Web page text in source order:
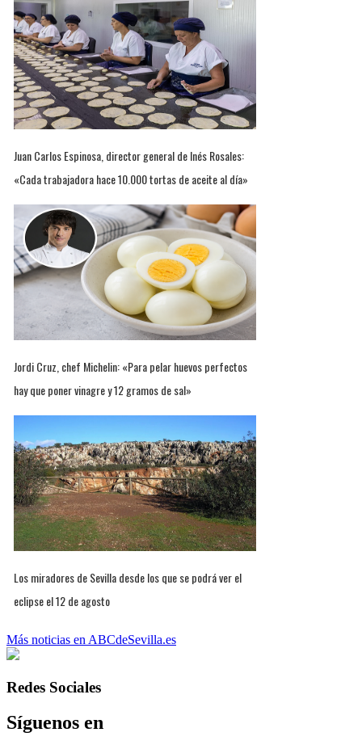
Juan Carlos Espinosa, director general de Inés Rosales:
«Cada trabajadora hace 10.000 tortas de aceite al día»
Jordi Cruz, chef Michelin: «Para pelar huevos perfectos
hay que poner vinagre y 12 gramos de sal»
Los miradores de Sevilla desde los que se podrá ver el
eclipse el 12 de agosto
Más noticias en ABCdeSevilla.es
Redes Sociales
Síguenos en